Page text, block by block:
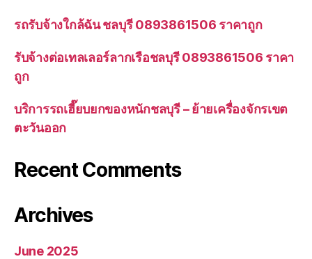
รถรับจ้างใกล้ฉัน ชลบุรี 0893861506 ราคาถูก
รับจ้างต่อเทลเลอร์ลากเรือชลบุรี 0893861506 ราคา
ถูก
บริการรถเฮี๊ยบยกของหนักชลบุรี – ย้ายเครื่องจักรเขต
ตะวันออก
Recent Comments
Archives
June 2025